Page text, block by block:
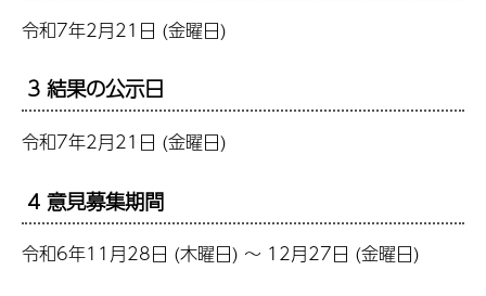
令和7年2月21日 (金曜日)
3 結果の公示日
令和7年2月21日 (金曜日)
4 意見募集期間
令和6年11月28日 (木曜日) ～ 12月27日 (金曜日)